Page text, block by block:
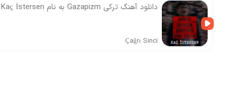
دانلود آهنگ ترکی Gazapizm به نام Kaç İstersen
Çağrı Sinci